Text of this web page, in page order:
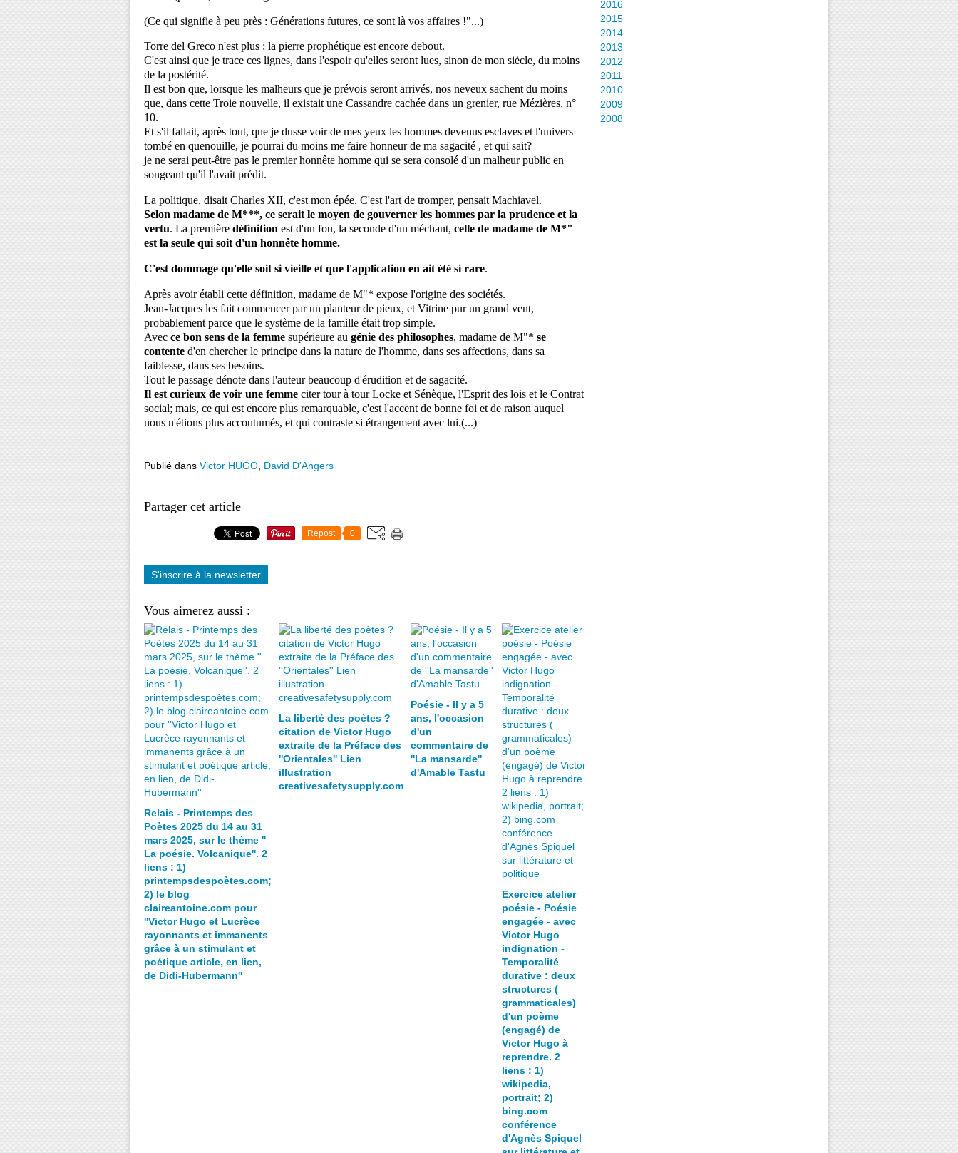
(Ce qui signifie à peu près : Générations futures, ce sont là vos affaires !"...)
Torre del Greco n'est plus ; la pierre prophétique est encore debout.
C'est ainsi que je trace ces lignes, dans l'espoir qu'elles seront lues, sinon de mon siècle, du moins
de la postérité.
Il est bon que, lorsque les malheurs que je prévois seront arrivés, nos neveux sachent du moins
que, dans cette Troie nouvelle, il existait une Cassandre cachée dans un grenier, rue Mézières, n°
10.
Et s'il fallait, après tout, que je dusse voir de mes yeux les hommes devenus esclaves et l'univers
tombé en quenouille, je pourrai du moins me faire honneur de ma sagacité , et qui sait?
je ne serai peut-être pas le premier honnête homme qui se sera consolé d'un malheur public en
songeant qu'il l'avait prédit.
La politique, disait Charles XII, c'est mon épée. C'est l'art de tromper, pensait Machiavel.
Selon madame de M***, ce serait le moyen de gouverner les hommes par la prudence et la
vertu. La première définition est d'un fou, la seconde d'un méchant, celle de madame de M*"
est la seule qui soit d'un honnête homme.
C'est dommage qu'elle soit si vieille et que l'application en ait été si rare.
Après avoir établi cette définition, madame de M"* expose l'origine des sociétés.
Jean-Jacques les fait commencer par un planteur de pieux, et Vitrine pur un grand vent,
probablement parce que le système de la famille était trop simple.
Avec ce bon sens de la femme supérieure au génie des philosophes, madame de M"* se
contente d'en chercher le principe dans la nature de l'homme, dans ses affections, dans sa
faiblesse, dans ses besoins.
Tout le passage dénote dans l'auteur beaucoup d'érudition et de sagacité.
Il est curieux de voir une femme citer tour à tour Locke et Sénèque, l'Esprit des lois et le Contrat
social; mais, ce qui est encore plus remarquable, c'est l'accent de bonne foi et de raison auquel
nous n'étions plus accoutumés, et qui contraste si étrangement avec lui.(...)
Publié dans Victor HUGO David D'Angers
Partager cet article
Repost 0
S'inscrire à la newsletter
Vous aimerez aussi :
Relais - Printemps des
Poètes 2025 du 14 au 31
mars 2025, sur le thème ''
La poésie. Volcanique''. 2
liens : 1)
printempsdespoètes.com;
2) le blog
claireantoine.com pour
''Victor Hugo et Lucrèce
rayonnants et immanents
grâce à un stimulant et
poétique article, en lien,
de Didi-Hubermann''
La liberté des poètes ?
citation de Victor Hugo
extraite de la Préface des
''Orientales'' Lien
illustration
creativesafetysupply.com
Poésie - Il y a 5
ans, l'occasion
d'un
commentaire de
''La mansarde''
d'Amable Tastu
Exercice atelier
poésie - Poésie
engagée - avec
Victor Hugo
indignation -
Temporalité
durative : deux
structures (
grammaticales)
d'un poème
(engagé) de
Victor Hugo à
reprendre. 2
liens : 1)
wikipedia,
portrait; 2)
bing.com
conférence
d'Agnès Spiquel
2016
2015
2014
2013
2012
2011
2010
2009
2008